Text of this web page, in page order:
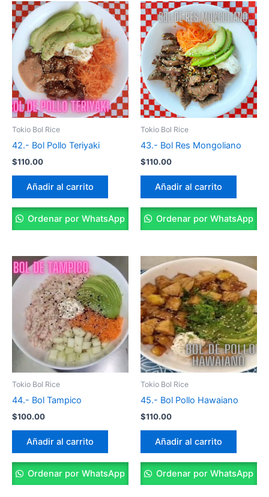
Tokio Bol Rice
42.- Bol Pollo Teriyaki
$110.00
Añadir al carrito
Ordenar por WhatsApp
Tokio Bol Rice
43.- Bol Res Mongoliano
$110.00
Añadir al carrito
Ordenar por WhatsApp
Tokio Bol Rice
44.- Bol Tampico
$100.00
Añadir al carrito
Ordenar por WhatsApp
Tokio Bol Rice
45.- Bol Pollo Hawaiano
$110.00
Añadir al carrito
Ordenar por WhatsApp